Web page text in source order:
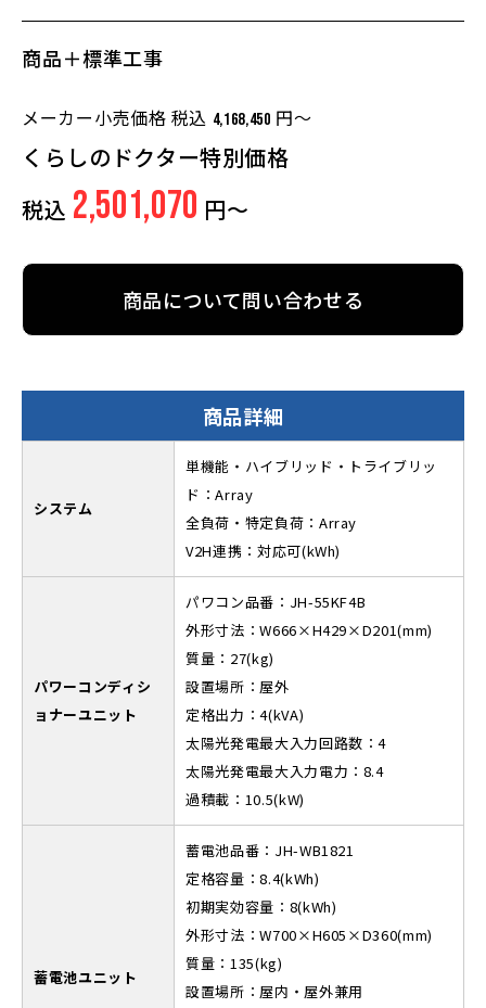
商品＋標準工事
メーカー小売価格 税込 4,168,450 円～
くらしのドクター特別価格
税込 2,501,070 円～
商品について問い合わせる
商品詳細
システム
単機能・ハイブリッド・トライブリッ
ド：Array
全負荷・特定負荷：Array
V2H連携：対応可(kWh)
パワーコンディシ
ョナーユニット
パワコン品番：JH-55KF4B
外形寸法：W666×H429×D201(mm)
質量：27(kg)
設置場所：屋外
定格出力：4(kVA)
太陽光発電最大入力回路数：4
太陽光発電最大入力電力：8.4
過積載：10.5(kW)
蓄電池ユニット
蓄電池品番：JH-WB1821
定格容量：8.4(kWh)
初期実効容量：8(kWh)
外形寸法：W700×H605×D360(mm)
質量：135(kg)
設置場所：屋内・屋外兼用